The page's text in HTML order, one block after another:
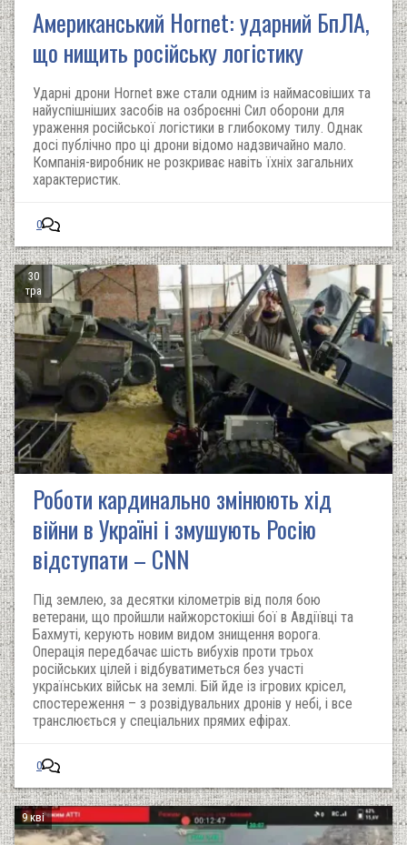
Американський Hornet: ударний БпЛА,
що нищить російську логістику
Ударні дрони Hornet вже стали одним із наймасовіших та
найуспішніших засобів на озброєнні Сил оборони для
ураження російської логістики в глибокому тилу. Однак
досі публічно про ці дрони відомо надзвичайно мало.
Компанія-виробник не розкриває навіть їхніх загальних
характеристик.
0
30
тра
Роботи кардинально змінюють хід
війни в Україні і змушують Росію
відступати – CNN
Під землею, за десятки кілометрів від поля бою
ветерани, що пройшли найжорстокіші бої в Авдіївці та
Бахмуті, керують новим видом знищення ворога.
Операція передбачає шість вибухів проти трьох
російських цілей і відбуватиметься без участі
українських військ на землі. Бій йде із ігрових крісел,
спостереження – з розвідувальних дронів у небі, і все
транслюється у спеціальних прямих ефірах.
0
9 кві